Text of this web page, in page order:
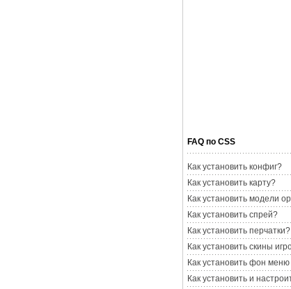
FAQ по CSS
Как установить конфиг?
Как установить карту?
Как установить модели
Как установить спрей?
Как установить перчатки?
Как установить скины
Как установить фон меню
Как установить и